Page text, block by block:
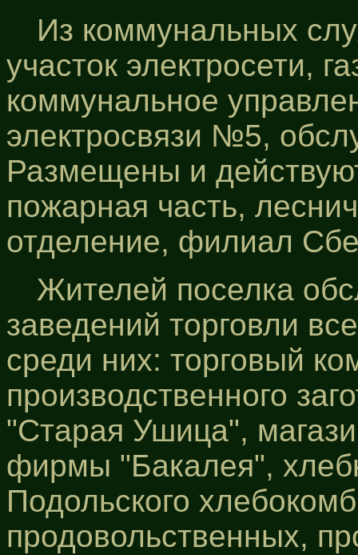
Из коммунальных
участок электросети,
коммунальное
электросвязи №5,
Размещены и
пожарная часть,
отделение, филиал
Жителей поселка
заведений торговли
среди них: торговый
производственного
"Старая Ушица",
фирмы "Бакалея",
Подольского
продовольственных,